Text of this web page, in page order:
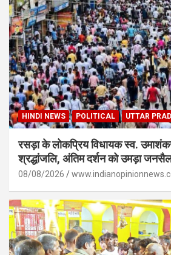
HINDI NEWS POLITICAL UTTAR
रसड़ा के लोकप्रिय विधायक स्व.
श्रद्धांजलि, अंतिम दर्शन को उमड़ा
08/08/2026